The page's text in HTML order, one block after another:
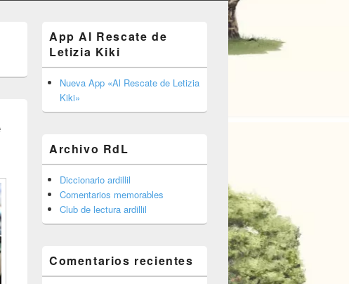
área
widget
barra
lateral
primaria
App Al Rescate de
Letizia Kiki
Nueva App «Al Rescate de Letizia
Kiki»
Archivo RdL
Diccionario ardillil
Comentarios memorables
Club de lectura ardillil
Comentarios recientes